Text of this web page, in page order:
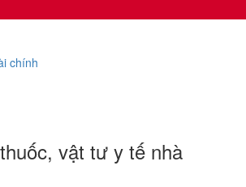
chính
vật tư y tế nhà